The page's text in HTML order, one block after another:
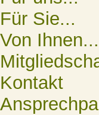
Für Sie...
Von Ihnen...
Kontakt